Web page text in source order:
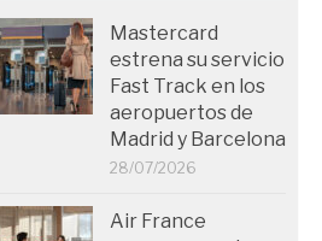
Mastercard
estrena su servicio
Fast Track en los
aeropuertos de
Madrid y Barcelona
28/07/2026
Air France